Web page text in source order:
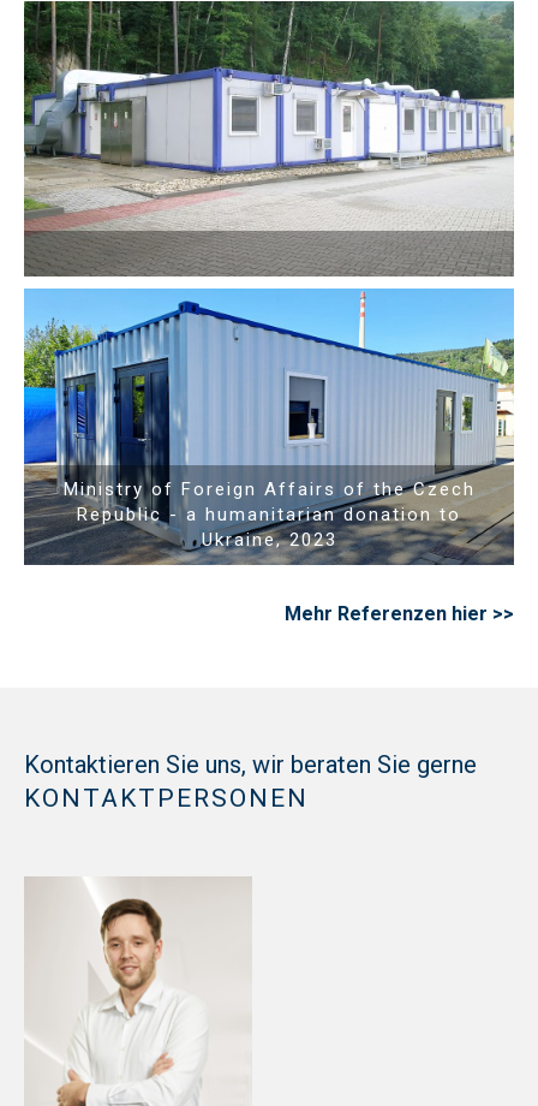
Show PDF
Ministry of Foreign Affairs of the Czech
Republic - a humanitarian donation to
Ukraine, 2023
Mehr Referenzen hier >>
Kontaktieren Sie uns, wir beraten Sie gerne
KONTAKTPERSONEN